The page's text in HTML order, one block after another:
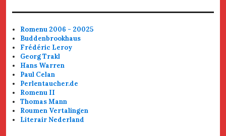
Romenu 2006 - 20025
Buddenbrookhaus
Frédéric Leroy
Georg Trakl
Hans Warren
Paul Celan
Perlentaucher.de
Romenu II
Thomas Mann
Roumen Vertalingen
Literair Nederland